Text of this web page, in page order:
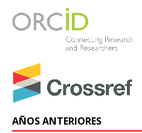
AÑOS ANTERIORES